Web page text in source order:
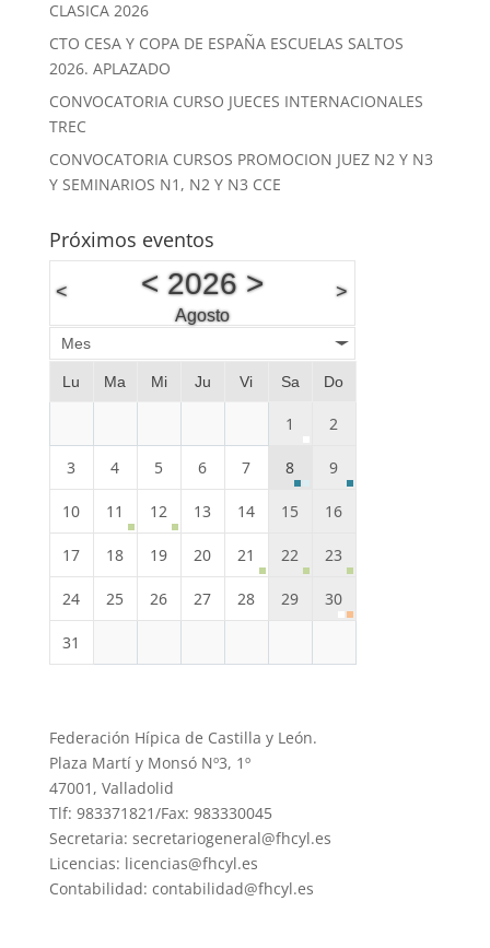
CLASICA 2026
CTO CESA Y COPA DE ESPAÑA ESCUELAS SALTOS
2026. APLAZADO
CONVOCATORIA CURSO JUECES INTERNACIONALES
TREC
CONVOCATORIA CURSOS PROMOCION JUEZ N2 Y N3
Y SEMINARIOS N1, N2 Y N3 CCE
Próximos eventos
< < 2026>
Agosto
>
Mes
Lu Ma Mi Ju Vi Sa Do
1 2
3 4 5 6 7 8 9
10 11 12 13 14 15 16
17 18 19 20 21 22 23
24 25 26 27 28 29 30
31
Federación Hípica de Castilla y León.
Plaza Martí y Monsó Nº3, 1º
47001, Valladolid
Tlf: 983371821/Fax: 983330045
Secretaria: secretariogeneral@fhcyl.es
Licencias: licencias@fhcyl.es
Contabilidad: contabilidad@fhcyl.es